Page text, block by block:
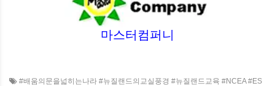
마스터컴퍼니
#배움의문을넓히는나라 #뉴질랜드의교실풍경 #뉴질랜드교육 #NCEA #ES